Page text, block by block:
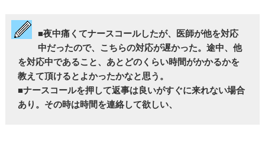
■夜中痛くてナースコールしたが、医師が他を対応
中だったので、こちらの対応が遅かった。途中、他
を対応中であること、あとどのくらい時間がかかるかを
教えて頂けるとよかったかなと思う。
■ナースコールを押して返事は良いがすぐに来れない場合
あり。その時は時間を連絡して欲しい、